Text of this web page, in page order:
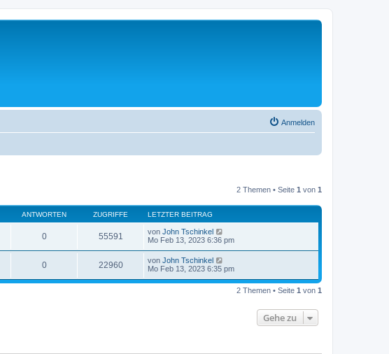
Anmelden
2 Themen • Seite 1 von 1
ANTWORTEN ZUGRIFFE LETZTER BEITRAG
0 55591 von John Tschinkel
Mo Feb 13, 2023 6:36 pm
0 22960 von John Tschinkel
Mo Feb 13, 2023 6:35 pm
2 Themen • Seite 1 von 1
Gehe zu